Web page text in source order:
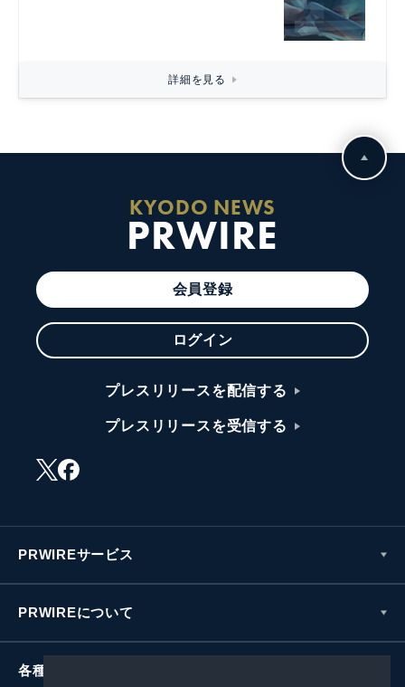
詳細を見る
KYODO NEWS
PRWIRE
会員登録
ログイン
プレスリリースを配信する
プレスリリースを受信する
PRWIREサービス
PRWIREについて
各種お問い合わせ